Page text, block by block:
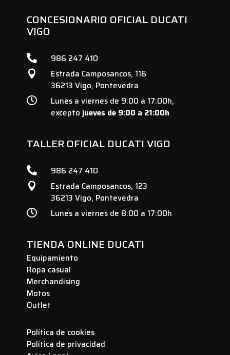
CONCESIONARIO OFICIAL DUCATI
VIGO
 986 247 410

Estrada Camposancos, 116
36213 Vigo, Pontevedra

Lunes a viernes de 9:00 a 17:00h,
excepto jueves de 9:00 a 21:00h
TALLER OFICIAL DUCATI VIGO
 986 247 410

Estrada Camposancos, 123
36213 Vigo, Pontevedra
 Lunes a viernes de 8:00 a 17:00h
TIENDA ONLINE DUCATI
Equipamiento
Ropa casual
Merchandising
Motos
Outlet
Política de cookies
Política de privacidad